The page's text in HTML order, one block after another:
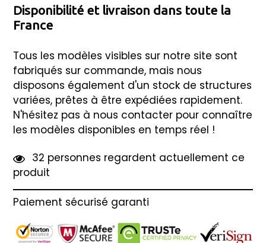
Disponibilité et livraison dans toute la
France
Tous les modèles visibles sur notre site sont
fabriqués sur commande, mais nous
disposons également d'un stock de structures
variées, prêtes à être expédiées rapidement.
N'hésitez pas à nous contacter pour connaître
les modèles disponibles en temps réel !
32 personnes regardent actuellement ce
produit
Paiement sécurisé garanti